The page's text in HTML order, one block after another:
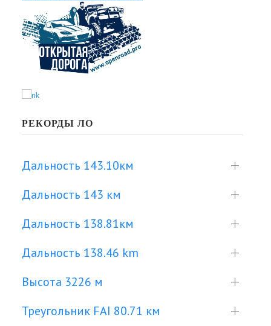
РЕКОРДЫ ЛО
Дальность 143.10км
Дальность 143 км
Дальность 138.81км
Дальность 138.46 km
Высота 3226 м
Треугольник FAI 80.71 км